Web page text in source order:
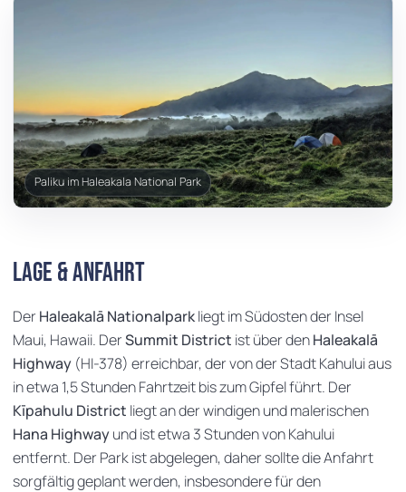
Paliku im Haleakala National Park
Lage & Anfahrt
Der Haleakalā Nationalparkliegt im Südosten der Insel
Maui, Hawaii. DerSummit District ist über denHaleakalā
Highway (HI-378) erreichbar, der von der Stadt Kahului aus
in etwa 1,5 Stunden Fahrtzeit bis zum Gipfel führt. Der
Kīpahulu District liegt an der windigen und malerischen
Hana Highwayund ist etwa 3 Stunden von Kahului
entfernt. Der Park ist abgelegen, daher sollte die Anfahrt
sorgfältig geplant werden, insbesondere für den